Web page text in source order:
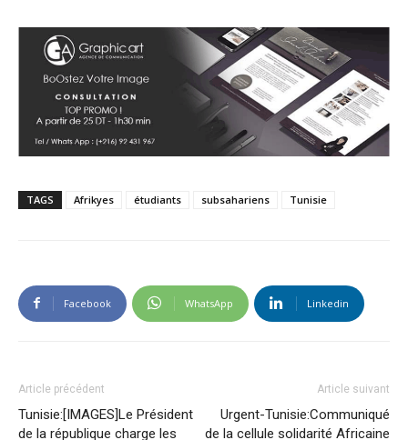
TAGS Afrikyes étudiants subsahariens Tunisie
Facebook WhatsApp Linkedin
Article précédent
Tunisie:[IMAGES]Le Président
de la république charge les
Article suivant
Urgent-Tunisie:Communiqué
de la cellule solidarité Africaine